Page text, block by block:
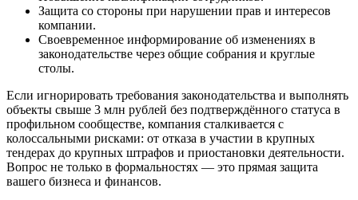
Защита со стороны при нарушении прав и интересов
компании.
Своевременное информирование об изменениях в
законодательстве через общие собрания и круглые
столы.
Если игнорировать требования законодательства и выполнять
объекты свыше 3 млн рублей без подтверждённого статуса в
профильном сообществе, компания сталкивается с
колоссальными рисками: от отказа в участии в крупных
тендерах до крупных штрафов и приостановки деятельности.
Вопрос не только в формальностях — это прямая защита
вашего бизнеса и финансов.